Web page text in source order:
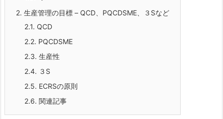
2. 生産管理の目標 – QCD、PQCDSME、３Sなど
2.1. QCD
2.2. PQCDSME
2.3. 生産性
2.4. ３S
2.5. ECRSの原則
2.6. 関連記事